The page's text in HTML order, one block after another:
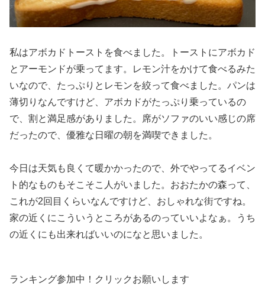
私はアボカドトーストを食べました。トーストにアボカド
とアーモンドが乗ってます。レモン汁をかけて食べるみた
いなので、たっぷりとレモンを絞って食べました。パンは
薄切りなんですけど、アボカドがたっぷり乗っているの
で、割と満足感がありました。席がソファのいい感じの席
だったので、優雅な日曜の朝を満喫できました。
今日は天気も良くて暖かかったので、外でやってるイベン
ト的なものもそこそこ人がいました。おおたかの森って、
これが2回目くらいなんですけど、おしゃれな街ですね。
家の近くにこういうところがあるのっていいよなぁ。うち
の近くにも出来ればいいのになと思いました。
ランキング参加中！クリックお願いします